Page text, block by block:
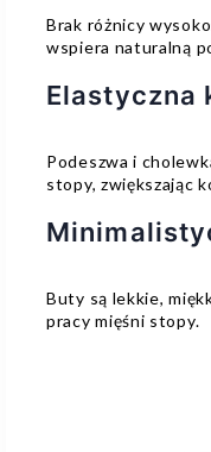
Brak różnicy
wspiera naturalną
Elastyczna
Podeszwa i
stopy, zwiększając
Buty są lekkie,
pracy mięśni stopy.